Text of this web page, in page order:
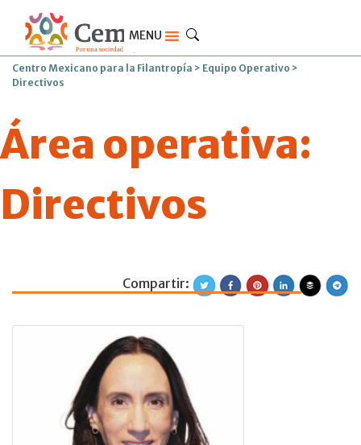
MENU
Centro Mexicano para la Filantropía > Equipo Operativo >
Directivos
Área operativa:
Directivos
Gabriela
Compartir: